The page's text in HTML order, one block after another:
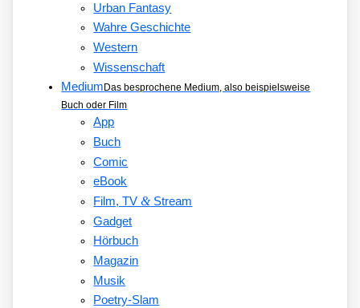
Urban Fantasy
Wahre Geschichte
Western
Wissenschaft
Medium Das besprochene Medium, also beispielsweise
Buch oder Film
App
Buch
Comic
eBook
Film, TV&Stream
Gadget
Hörbuch
Magazin
Musik
Poetry-Slam